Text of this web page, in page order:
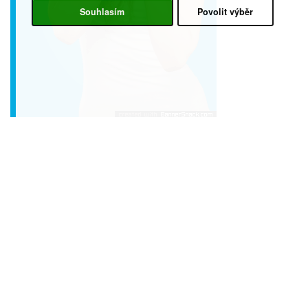
Souhlasím Povolit výběr